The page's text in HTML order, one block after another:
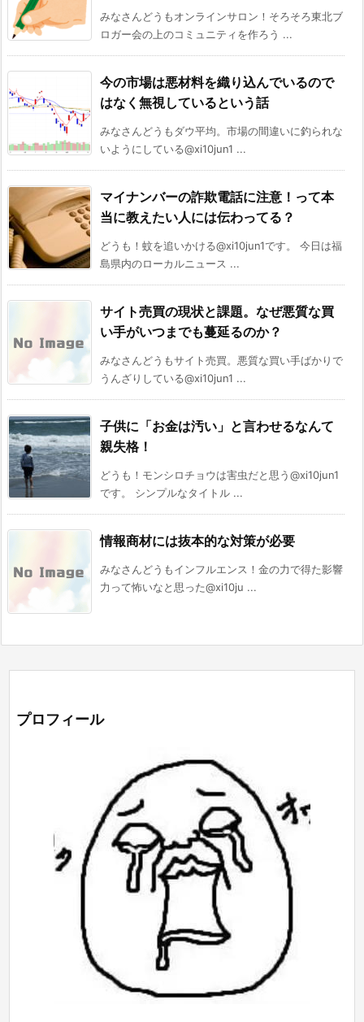
みなさんどうもオンラインサロン！そろそろ東北ブ
ロガー会の上のコミュニティを作ろう ...
今の市場は悪材料を織り込んでいるので
はなく無視しているという話
みなさんどうもダウ平均。市場の間違いに釣られな
いようにしている@xi10jun1 ...
マイナンバーの詐欺電話に注意！って本
当に教えたい人には伝わってる？
どうも！蚊を追いかける@xi10jun1です。 今日は福
島県内のローカルニュース ...
サイト売買の現状と課題。なぜ悪質な買
い手がいつまでも蔓延るのか？
みなさんどうもサイト売買。悪質な買い手ばかりで
うんざりしている@xi10jun1 ...
子供に「お金は汚い」と言わせるなんて
親失格！
どうも！モンシロチョウは害虫だと思う@xi10jun1
です。 シンプルなタイトル ...
情報商材には抜本的な対策が必要
みなさんどうもインフルエンス！金の力で得た影響
力って怖いなと思った@xi10ju ...
プロフィール